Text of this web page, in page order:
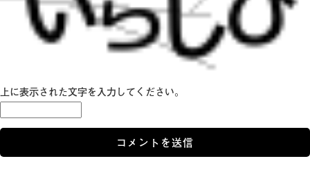
上に表示された文字を入力してください。